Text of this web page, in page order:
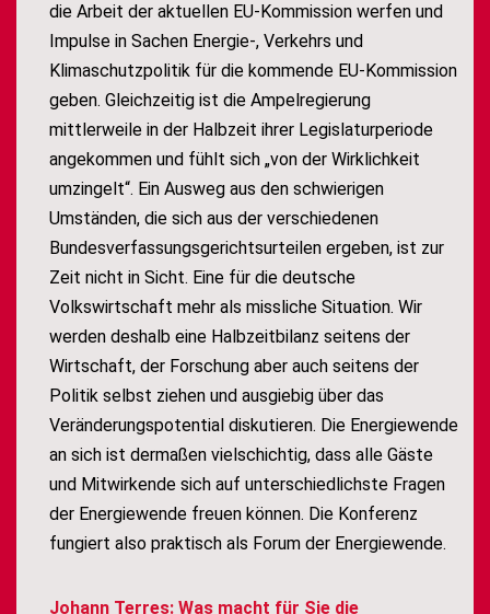
die Arbeit der aktuellen EU-Kommission werfen und
Impulse in Sachen Energie-, Verkehrs und
Klimaschutzpolitik für die kommende EU-Kommission
geben. Gleichzeitig ist die Ampelregierung
mittlerweile in der Halbzeit ihrer Legislaturperiode
angekommen und fühlt sich „von der Wirklichkeit
umzingelt“. Ein Ausweg aus den schwierigen
Umständen, die sich aus der verschiedenen
Bundesverfassungsgerichtsurteilen ergeben, ist zur
Zeit nicht in Sicht. Eine für die deutsche
Volkswirtschaft mehr als missliche Situation. Wir
werden deshalb eine Halbzeitbilanz seitens der
Wirtschaft, der Forschung aber auch seitens der
Politik selbst ziehen und ausgiebig über das
Veränderungspotential diskutieren. Die Energiewende
an sich ist dermaßen vielschichtig, dass alle Gäste
und Mitwirkende sich auf unterschiedlichste Fragen
der Energiewende freuen können. Die Konferenz
fungiert also praktisch als Forum der Energiewende.
Johann Terres: Was macht für Sie die